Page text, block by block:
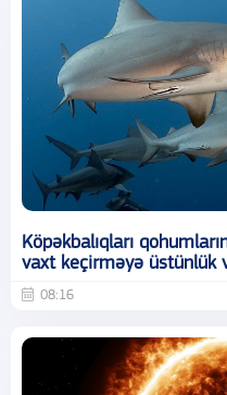
Köpəkbalıqları
vaxt keçirməyə üstünlük
08:16